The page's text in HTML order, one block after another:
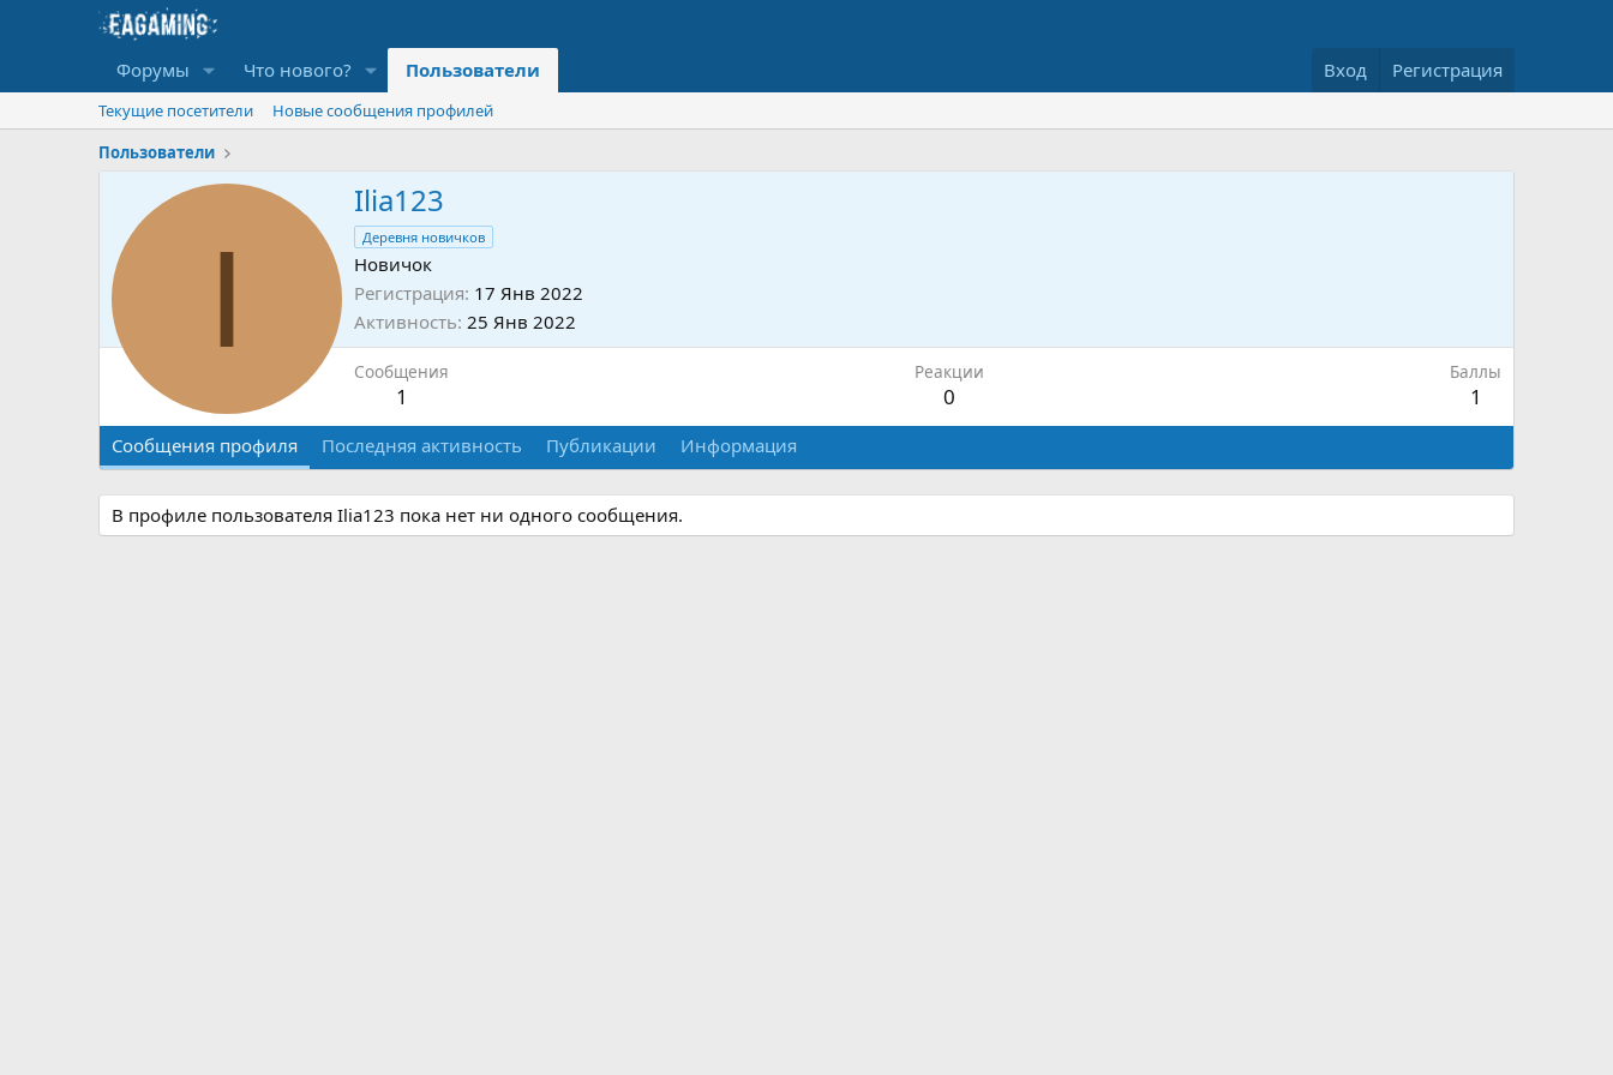
Форумы Что нового? Пользователи Вход Регистрация
Текущие посетители
Новые сообщения профилей
Пользователи
I
Ilia123
Деревня новичков
Новичок
Регистрация 17 Янв 2022
Активность 25 Янв 2022
Сообщения
1
Реакции
0
Баллы
1
Сообщения профиля Последняя активность Публикации Информация
В профиле пользователя Ilia123 пока нет ни одного сообщения.